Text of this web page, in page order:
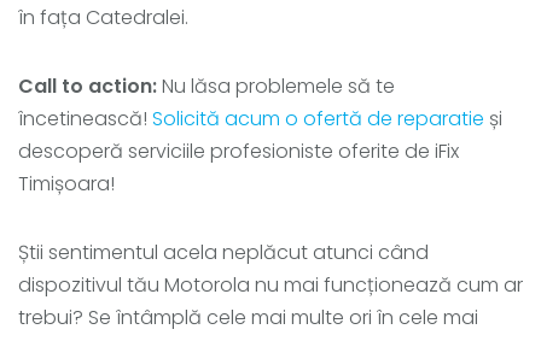
în fața Catedralei.
Call to action:Nu lăsa problemele să te
încetinească! Solicită acum o ofertă de reparatie și
descoperă serviciile profesioniste oferite de iFix
Timișoara!
Știi sentimentul acela neplăcut atunci când
dispozitivul tău Motorola nu mai funcționează cum ar
trebui? Se întâmplă cele mai multe ori în cele mai